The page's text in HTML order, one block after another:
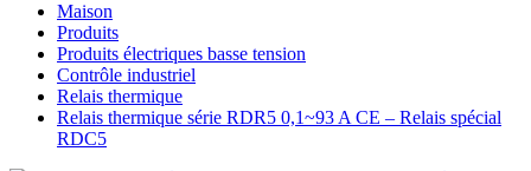
Maison
Produits
Produits électriques basse tension
Contrôle industriel
Relais thermique
Relais thermique série RDR5 0,1~93 A CE – Relais spécial
RDC5